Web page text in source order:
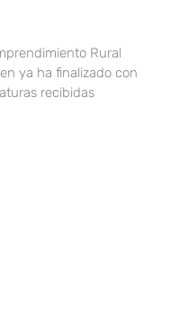
Rural
ya ha finalizado con
recibidas